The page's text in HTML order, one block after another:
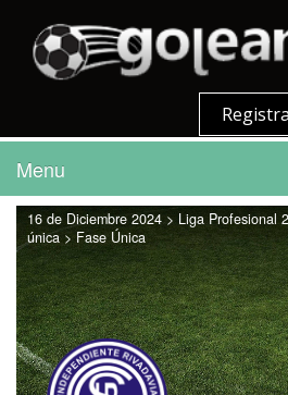
Menu
16 de Diciembre 2024 > Liga Profesional
única > Fase Única